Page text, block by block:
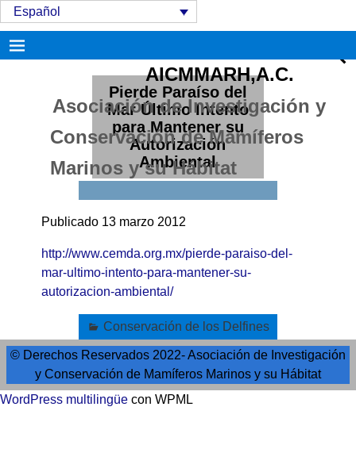
Español
AICMMARH,A.C.
Asociación de Investigación y
Conservación de Mamíferos
Marinos y su Hábitat
Pierde Paraíso del
Mar Último Intento
para Mantener su
Autorización
Ambiental
Publicado 13 marzo 2012
http://www.cemda.org.mx/pierde-paraiso-del-
mar-ultimo-intento-para-mantener-su-
autorizacion-ambiental/
Conservación de los Delfines
© Derechos Reservados 2022- Asociación de Investigación
y Conservación de Mamíferos Marinos y su Hábitat
WordPress multilingüe con WPML